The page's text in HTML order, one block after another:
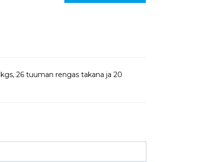
26 tuuman rengas takana ja 20